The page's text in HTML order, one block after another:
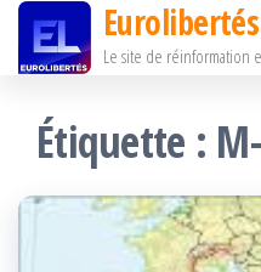
Passer
contenu
Eurolibertés
Le site de réinformation
Étiquette :